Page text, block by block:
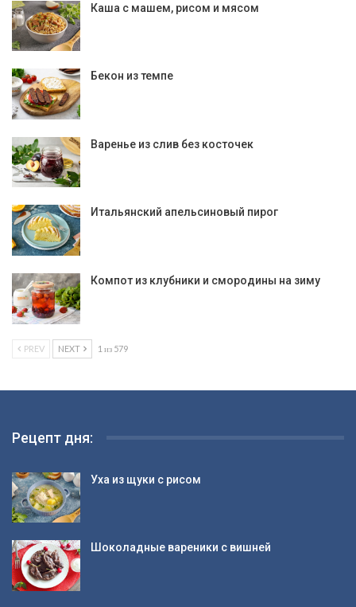
Каша с машем, рисом и мясом
Бекон из темпе
Варенье из слив без косточек
Итальянский апельсиновый пирог
Компот из клубники и смородины на зиму
PREV NEXT 1 из 579
Рецепт дня:
Уха из щуки с рисом
Шоколадные вареники с вишней